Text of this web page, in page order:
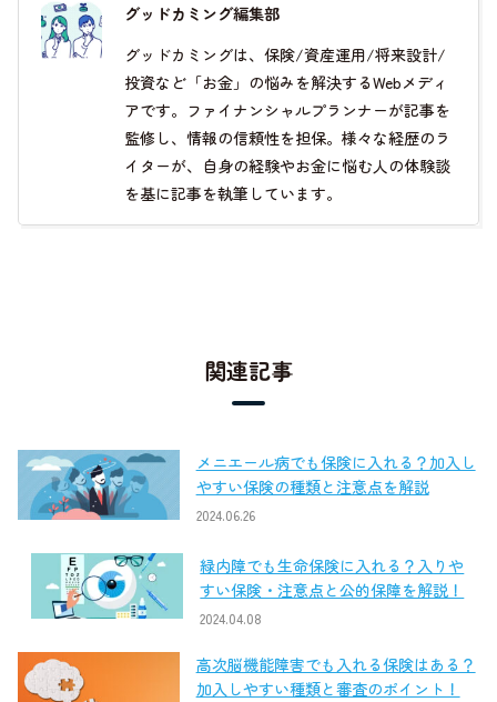
グッドカミング編集部
グッドカミングは、保険/資産運用/将来設計/
投資など「お金」の悩みを解決するWebメディ
アです。ファイナンシャルプランナーが記事を
監修し、情報の信頼性を担保。様々な経歴のラ
イターが、自身の経験やお金に悩む人の体験談
を基に記事を執筆しています。
関連記事
メニエール病でも保険に入れる？加入し
やすい保険の種類と注意点を解説
2024.06.26
緑内障でも生命保険に入れる？入りや
すい保険・注意点と公的保障を解説！
2024.04.08
高次脳機能障害でも入れる保険はある？
加入しやすい種類と審査のポイント！